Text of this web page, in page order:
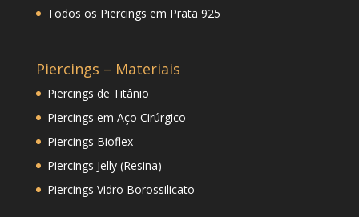
Todos os Piercings em Prata 925
Piercings – Materiais
Piercings de Titânio
Piercings em Aço Cirúrgico
Piercings Bioflex
Piercings Jelly (Resina)
Piercings Vidro Borossilicato